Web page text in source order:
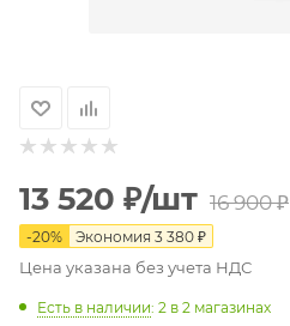
13 520 ₽/шт 16 900₽
-20% Экономия 3 380 ₽
Цена указана без учета НДС
Есть в наличии: 2 в 2 магазинах